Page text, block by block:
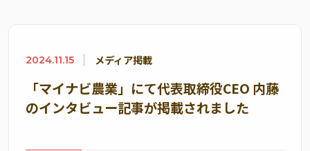
2024.11.15 メディア掲載
「マイナビ農業」にて代表取締役CEO 内藤
のインタビュー記事が掲載されました